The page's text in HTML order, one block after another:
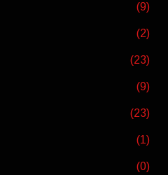
(9)
(2)
(23)
(9)
(23)
(1)
(0)